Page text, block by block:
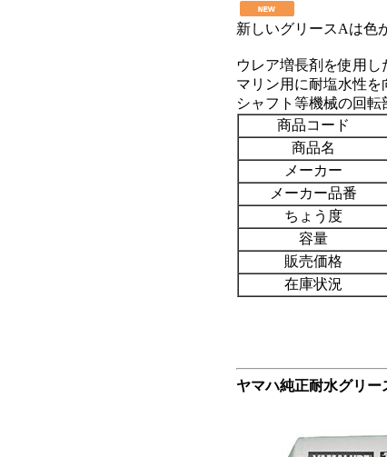
新しいグリースAは色
ウレア増長剤を使用
マリン用に耐塩水性
シャフト等機械の回転
商品コード
商品名
メーカー
メーカー品番
ちょう度
容量
販売価格
在庫状況
ヤマハ純正耐水グリ